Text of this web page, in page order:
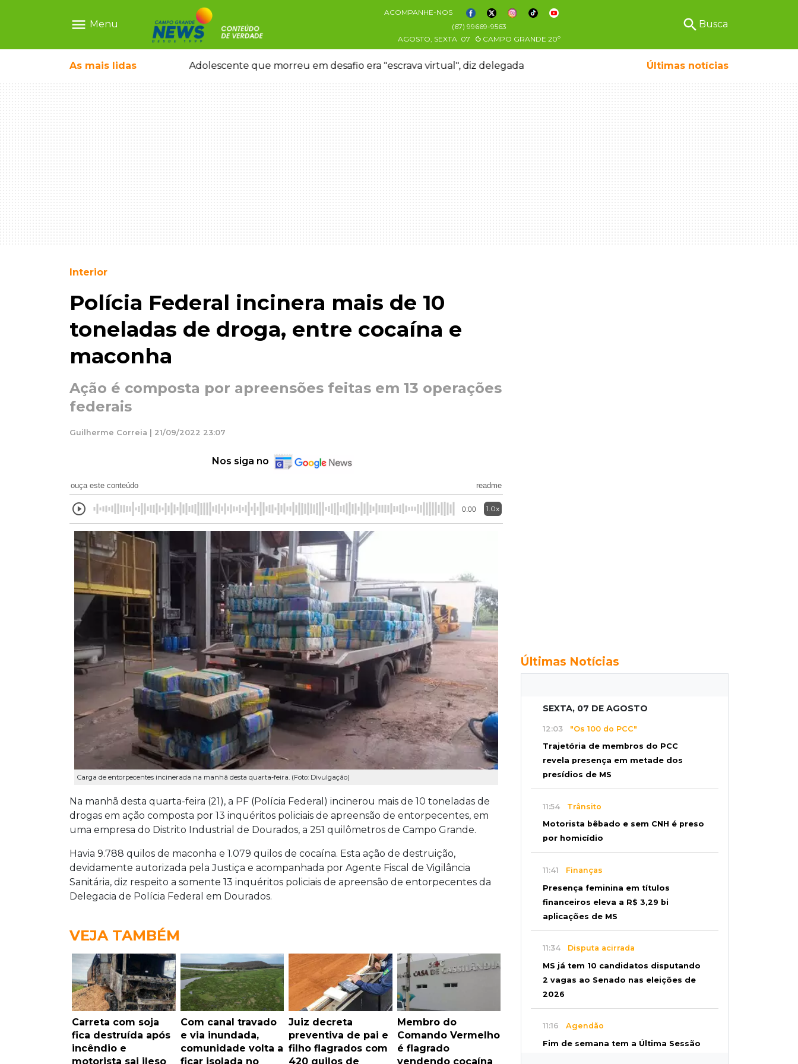
menu Menu
ACOMPANHE-NOS
(67) 99669-9563
AGOSTO, SEXTA 07 CAMPO GRANDE 20º
search Busca
As mais lidas
em caminhão estacionado Adolescente que morreu em desafio era "escrava virtual", diz delegada Últimas notícias
Interior
Polícia Federal incinera mais de 10
toneladas de droga, entre cocaína e
maconha
Ação é composta por apreensões feitas em 13 operações
federais
Guilherme Correia | 21/09/2022 23:07
Nos siga no
ouça este conteúdo readme
0:00 1.0x
Carga de entorpecentes incinerada na manhã desta quarta-feira. (Foto: Divulgação)
Na manhã desta quarta-feira (21), a PF (Polícia Federal) incinerou mais de 10 toneladas de
drogas em ação composta por 13 inquéritos policiais de apreensão de entorpecentes, em
uma empresa do Distrito Industrial de Dourados, a 251 quilômetros de Campo Grande.
Havia 9.788 quilos de maconha e 1.079 quilos de cocaína. Esta ação de destruição,
devidamente autorizada pela Justiça e acompanhada por Agente Fiscal de Vigilância
Sanitária, diz respeito a somente 13 inquéritos policiais de apreensão de entorpecentes da
Delegacia de Polícia Federal em Dourados.
VEJA TAMBÉM
Carreta com soja
fica destruída após
incêndio e
motorista sai ileso
Com canal travado
e via inundada,
comunidade volta a
ficar isolada no
Juiz decreta
preventiva de pai e
filho flagrados com
420 quilos de
Membro do
Comando Vermelho
é flagrado
vendendo cocaína
Últimas Notícias
SEXTA, 07 DE AGOSTO
12:03 "Os 100 do PCC"
Trajetória de membros do PCC
revela presença em metade dos
presídios de MS
11:54 Trânsito
Motorista bêbado e sem CNH é preso
por homicídio
11:41 Finanças
Presença feminina em títulos
financeiros eleva a R$ 3,29 bi
aplicações de MS
11:34 Disputa acirrada
MS já tem 10 candidatos disputando
2 vagas ao Senado nas eleições de
2026
11:16 Agendão
Fim de semana tem a Última Sessão